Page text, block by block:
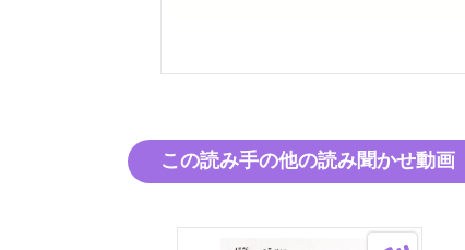
この読み手の他の読み聞かせ動画